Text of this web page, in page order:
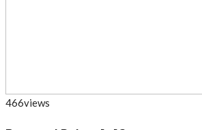
466views